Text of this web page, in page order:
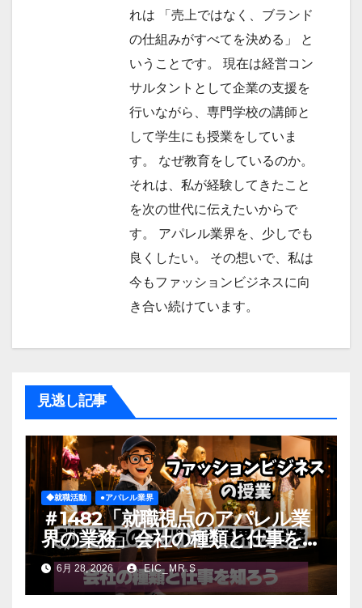
れは 「売上ではなく、ブランド
の仕組みがすべてを決める」 と
いうことです。 現在は経営コン
サルタントとして企業の支援を
行いながら、専門学校の講師と
して学生にも授業をしていま
す。 なぜ教育をしているのか。
それは、私が経験してきたこと
を次の世代に伝えたいからで
す。 アパレル業界を、少しでも
良くしたい。 その想いで、私は
今もファッションビジネスに向
き合い続けています。
見逃し記事
◆就職活動 ●アパレル業界
＃1482「就職視点のアパレル業
界の業務」会社の種類と仕事を知
ろう
6月 28, 2026 EIC_MR.S